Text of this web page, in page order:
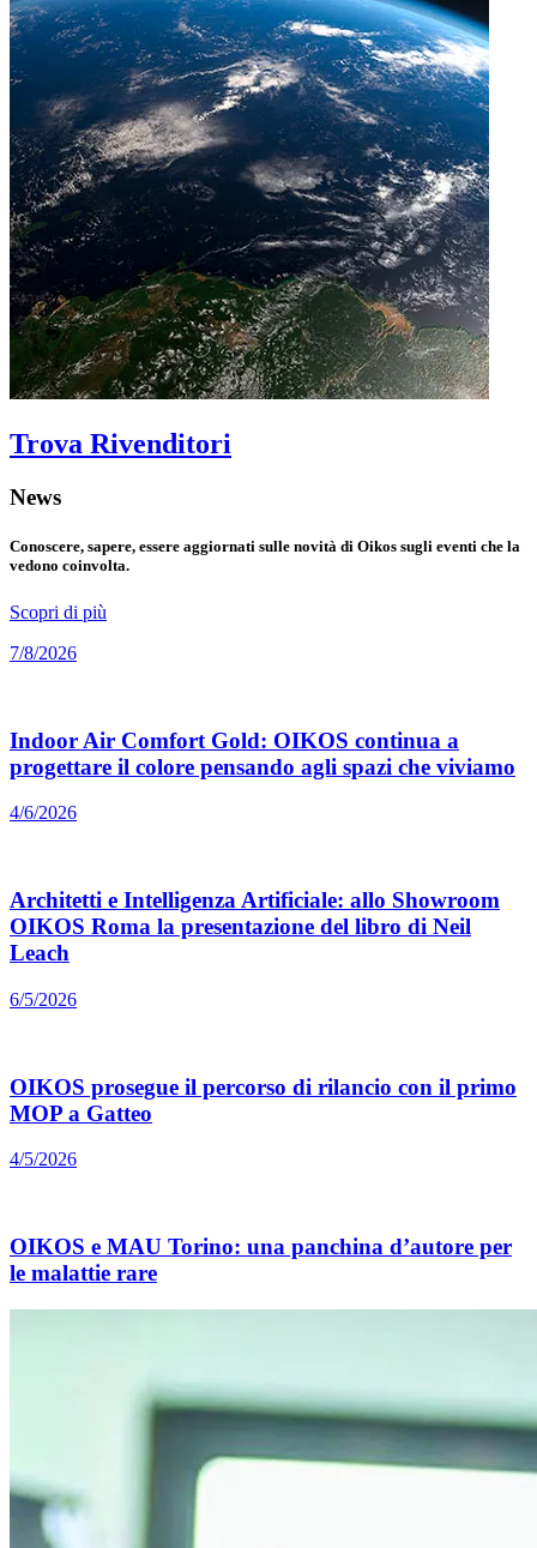
Trova Rivenditori
News
Conoscere, sapere, essere aggiornati sulle novità di Oikos sugli eventi che la
vedono coinvolta.
Scopri di più
7/8/2026
Indoor Air Comfort Gold: OIKOS continua a
progettare il colore pensando agli spazi che viviamo
4/6/2026
Architetti e Intelligenza Artificiale: allo Showroom
OIKOS Roma la presentazione del libro di Neil
Leach
6/5/2026
OIKOS prosegue il percorso di rilancio con il primo
MOP a Gatteo
4/5/2026
OIKOS e MAU Torino: una panchina d’autore per
le malattie rare